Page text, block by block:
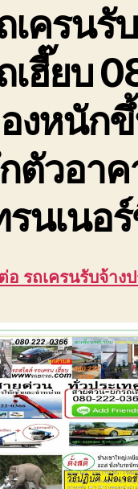
เครนรั
เฮี๊ยบ
งหนักขึ้
ตัวอา
รนเนอ
อ รถเครนรับจ้าง